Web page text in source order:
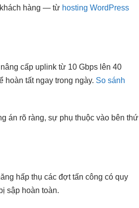
khách hàng — từ hosting WordPress
cấp uplink từ 10 Gbps lên 40
hoàn tất ngay trong ngày. So sánh
án rõ ràng, sự phụ thuộc vào bên thứ
hấp thụ các đợt tấn công có quy
sập hoàn toàn.